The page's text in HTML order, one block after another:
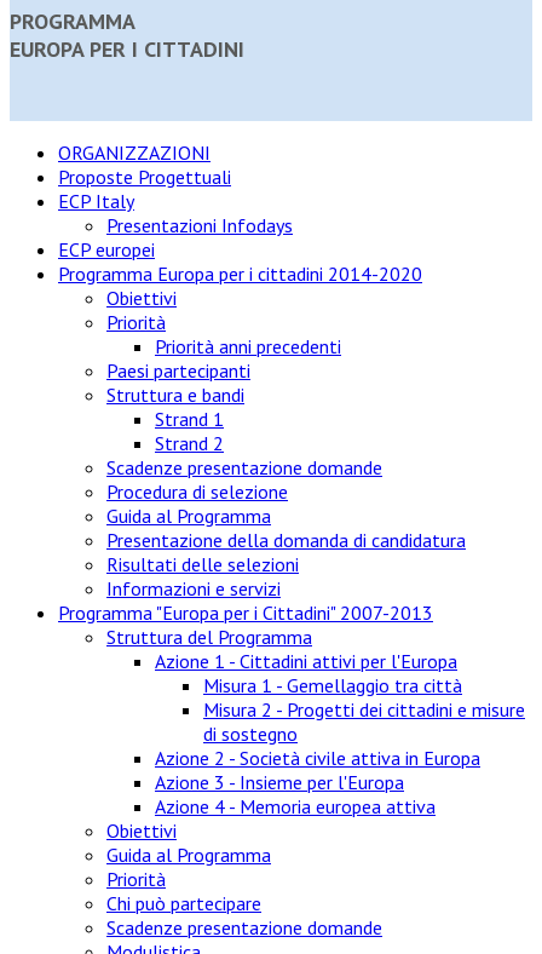
PROGRAMMA
EUROPA PER I CITTADINI
ORGANIZZAZIONI
Proposte Progettuali
ECP Italy
Presentazioni Infodays
ECP europei
Programma Europa per i cittadini 2014-2020
Obiettivi
Priorità
Priorità anni precedenti
Paesi partecipanti
Struttura e bandi
Strand 1
Strand 2
Scadenze presentazione domande
Procedura di selezione
Guida al Programma
Presentazione della domanda di candidatura
Risultati delle selezioni
Informazioni e servizi
Programma "Europa per i Cittadini" 2007-2013
Struttura del Programma
Azione 1 - Cittadini attivi per l'Europa
Misura 1 - Gemellaggio tra città
Misura 2 - Progetti dei cittadini e misure
di sostegno
Azione 2 - Società civile attiva in Europa
Azione 3 - Insieme per l'Europa
Azione 4 - Memoria europea attiva
Obiettivi
Guida al Programma
Priorità
Chi può partecipare
Scadenze presentazione domande